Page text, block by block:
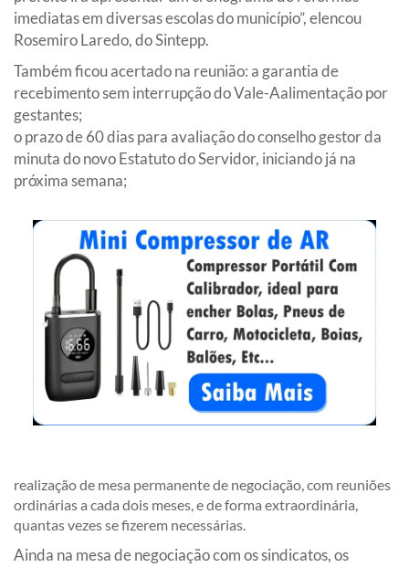
imediatas em diversas escolas do município”, elencou
Rosemiro Laredo, do Sintepp.
Também ficou acertado na reunião: a garantia de
recebimento sem interrupção do Vale-Aalimentação por
gestantes;
o prazo de 60 dias para avaliação do conselho gestor da
minuta do novo Estatuto do Servidor, iniciando já na
próxima semana;
realização de mesa permanente de negociação, com reuniões
ordinárias a cada dois meses, e de forma extraordinária,
quantas vezes se fizerem necessárias.
Ainda na mesa de negociação com os sindicatos, os